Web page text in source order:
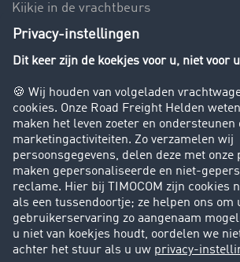
Kijkje in de vrachtbeurs
Rijverbod voor vrachtwagens
Bedrijf
Success Stories
Klanten werven klanten
Support
Contact